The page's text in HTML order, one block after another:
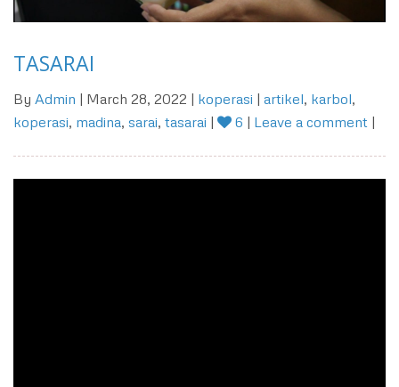
TASARAI
By Admin | March 28, 2022 | koperasi | artikel, karbol,
koperasi, madina, sarai, tasarai | 6 | Leave a comment |